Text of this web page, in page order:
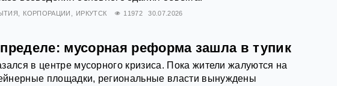
КОРПОРАЦИИ ИРКУТСК 11972 30.07.2026
мусорная реформа зашла в тупик
в центре мусорного кризиса. Пока жители жалуются на
площадки, региональные власти вынуждены